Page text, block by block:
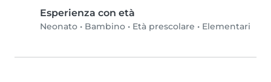
Esperienza con età
Neonato • Bambino • Età prescolare • Elementari